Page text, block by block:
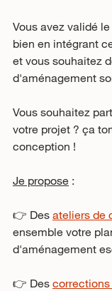
Vous avez validé
bien en intégrant
et vous souhaitez
d'aménagement
Vous souhaitez
votre projet ? ça
conception !
Je propose :
👉 Des ateliers de
ensemble votre
d'aménagement
👉 Des